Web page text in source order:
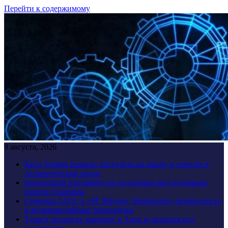
Перейти к содержимому
9 августа, 2026
Кита Тимми решили погрузить на баржу и отвезти в
Атлантический океан
Британский парламент не поддержал расследование
против Стармера
Семинар ТАСС в «РГ Медиа»: Нейросети, безопасность
и мультимедийные технологии
Турист потрогал черепаху в Азии и оказался под